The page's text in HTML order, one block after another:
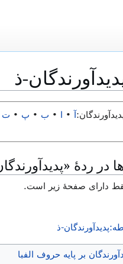
آ • ا • ب • پ • ت
در ردهٔ
دارای صفحهٔ زیر است.
ذ
بر پایه حروف الفبا